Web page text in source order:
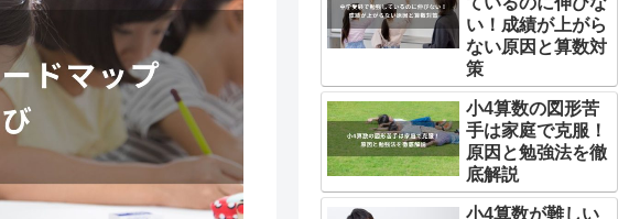
い！成績が上がら
ない原因と算数対
策
小4算数の図形苦
手は家庭で克服！
原因と勉強法を徹
底解説
小4算数が難しい